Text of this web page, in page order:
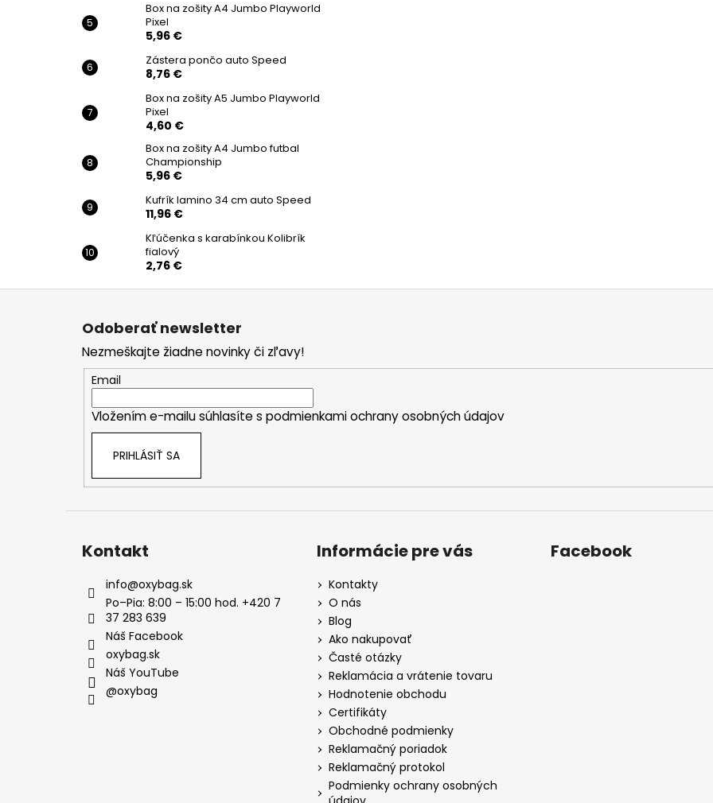
Box na zošity A4 Jumbo Playworld
Pixel
5,96 €
Zástera pončo auto Speed
8,76 €
Box na zošity A5 Jumbo Playworld
Pixel
4,60 €
Box na zošity A4 Jumbo futbal
Championship
5,96 €
Kufrík lamino 34 cm auto Speed
11,96 €
Kľúčenka s karabínkou Kolibrík
fialový
2,76 €
Z
Odoberať newsletter
Nezmeškajte žiadne novinky či zľavy!
Email
Vložením e-mailu súhlasíte s podmienkami ochrany osobných údajov
PRIHLÁSIŤ SA
Kontakt
info@oxybag.sk
Po–Pia: 8:00 – 15:00 hod. +420 7
37 283 639
Náš Facebook
oxybag.sk
Náš YouTube
@oxybag
Informácie pre vás
Kontakty
O nás
Blog
Ako nakupovať
Časté otázky
Reklamácia a vrátenie tovaru
Hodnotenie obchodu
Certifikáty
Obchodné podmienky
Reklamačný poriadok
Reklamačný protokol
Podmienky ochrany osobných
Facebook